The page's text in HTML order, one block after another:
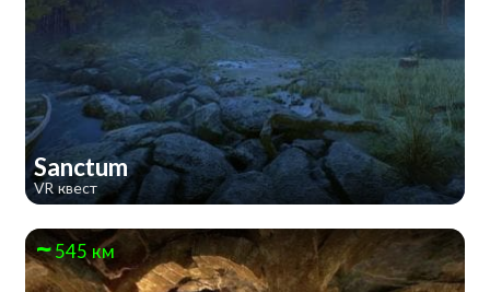
Sanctum
VR квест
545 км